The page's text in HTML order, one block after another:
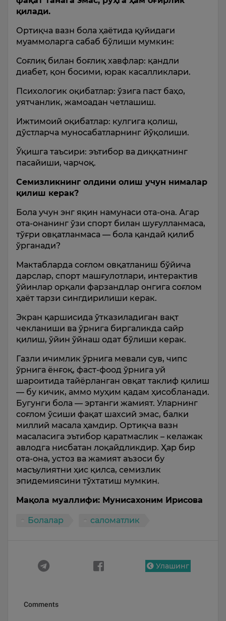
қилади.
Ортиқча вазн бола ҳаётида қуйидаги
муаммоларга сабаб бўлиши мумкин:
Соғлиқ билан боғлиқ хавфлар: қандли
диабет, қон босими, юрак касалликлари.
Психологик оқибатлар: ўзига паст баҳо,
уятчанлик, жамоадан четлашиш.
Ижтимоий оқибатлар: кулгига қолиш,
дўстларча муносабатларнинг йўқолиши.
Ўқишга таъсири: эътибор ва диққатнинг
пасайиши, чарчоқ.
Семизликнинг олдини олиш учун нималар
қилиш керак?
Бола учун энг яқин намунаси ота-она. Агар
ота-онанинг ўзи спорт билан шуғулланмаса,
тўғри овқатланмаса — бола қандай қилиб
ўрганади?
Мактабларда соғлом овқатланиш бўйича
дарслар, спорт машғулотлари, интерактив
ўйинлар орқали фарзандлар онгига соғлом
ҳаёт тарзи сингдирилиши керак.
Экран қаршисида ўтказиладиган вақт
чекланиши ва ўрнига биргаликда сайр
қилиш, ўйин ўйнаш одат бўлиши керак.
Газли ичимлик ўрнига мевали сув, чипс
ўрнига ёнғоқ, фаст-фоод ўрнига уй
шароитида тайёрланган овқат таклиф қилиш
— бу кичик, аммо муҳим қадам ҳисобланади.
Бугунги бола — эртанги жамият. Уларнинг
соғлом ўсиши фақат шахсий эмас, балки
миллий масала ҳамдир. Ортиқча вазн
масаласига эътибор қаратмаслик – келажак
авлодга нисбатан лоқайдликдир. Ҳар бир
ота-она, устоз ва жамият аъзоси бу
масъулиятни ҳис қилса, семизлик
эпидемиясини тўхтатиш мумкин.
Мақола муаллифи: Мунисахоним Ирисова
Болалар саломатлик
Улашинг